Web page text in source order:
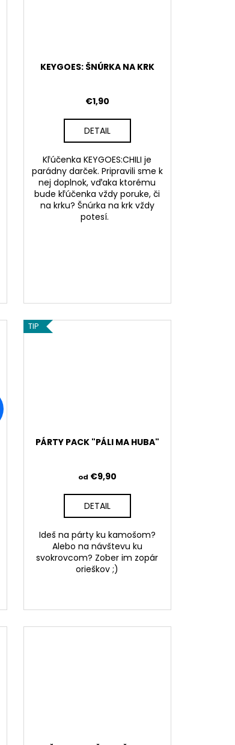
KEYGOES: ŠNÚRKA NA KRK
€1,90
DETAIL
Kľúčenka KEYGOES:CHILI je
parádny darček. Pripravili sme k
nej doplnok, vďaka ktorému
bude kľúčenka vždy poruke, či
na krku? Šnúrka na krk vždy
potesí.
TIP
PÁRTY PACK "PÁLI MA HUBA"
od €9,90
DETAIL
Ideš na párty ku kamošom?
Alebo na návštevu ku
svokrovcom? Zober im zopár
orieškov ;)